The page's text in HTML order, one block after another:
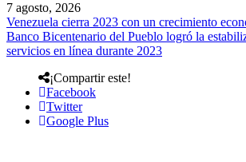
7 agosto, 2026
Venezuela cierra 2023 con un crecimiento
Banco Bicentenario del Pueblo logró la
servicios en línea durante 2023
¡Compartir este!
Facebook
Twitter
Google Plus